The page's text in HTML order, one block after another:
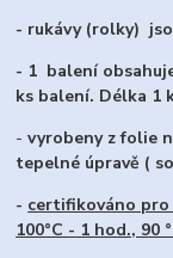
- rukávy (rolky)
- 1 balení
ks balení. Délka 1
-vyrobeny z folie
tepelné úpravě (
- certifikováno
100°C - 1 hod., 90